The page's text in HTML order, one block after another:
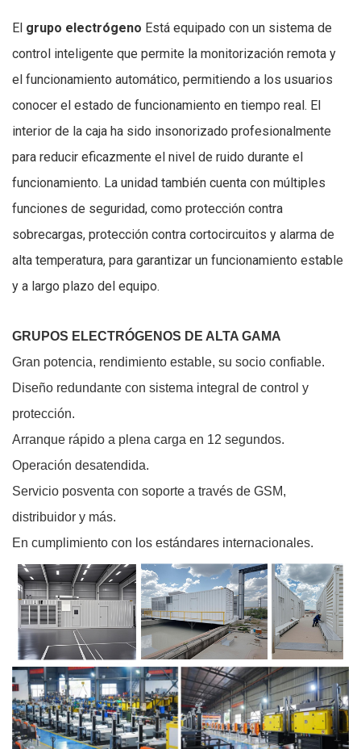
El grupo electrógeno Está equipado con un sistema de
control inteligente que permite la monitorización remota y
el funcionamiento automático, permitiendo a los usuarios
conocer el estado de funcionamiento en tiempo real. El
interior de la caja ha sido insonorizado profesionalmente
para reducir eficazmente el nivel de ruido durante el
funcionamiento. La unidad también cuenta con múltiples
funciones de seguridad, como protección contra
sobrecargas, protección contra cortocircuitos y alarma de
alta temperatura, para garantizar un funcionamiento estable
y a largo plazo del equipo.
GRUPOS ELECTRÓGENOS DE ALTA GAMA
Gran potencia, rendimiento estable, su socio confiable.
Diseño redundante con sistema integral de control y
protección.
Arranque rápido a plena carga en 12 segundos.
Operación desatendida.
Servicio posventa con soporte a través de GSM,
distribuidor y más.
En cumplimiento con los estándares internacionales.